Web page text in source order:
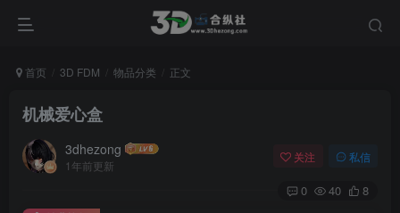
首页 3D FDM 物品分类 正文
机械爱心盒
3dhezong
1年前更新
关注 私信
0 40 8